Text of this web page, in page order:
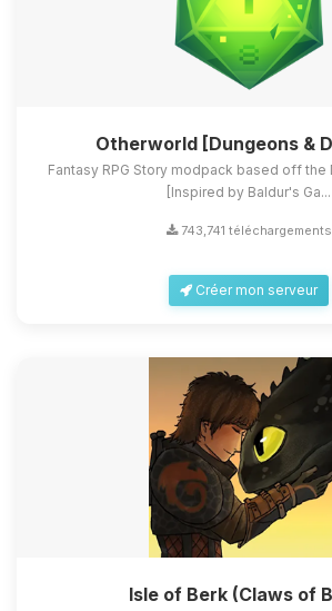
Otherworld [Dungeons &
Fantasy RPG Story modpack based off the
[Inspired by Baldur's Ga...
743,741 téléchargements
Créer mon serveur
Isle of Berk (Claws of